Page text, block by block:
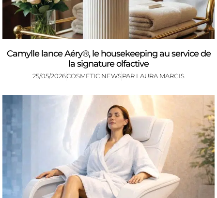
Camylle lance Aéry®, le housekeeping au service de
la signature olfactive
25/05/2026COSMETIC NEWSPAR LAURA MARGIS